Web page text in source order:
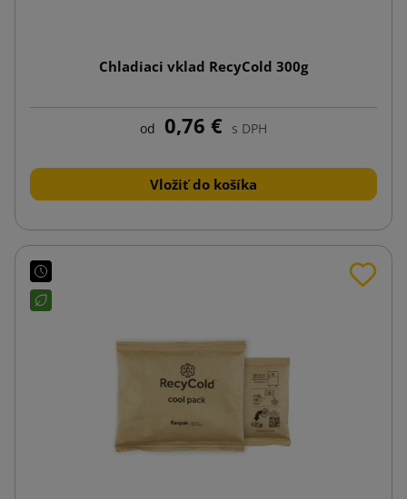
Chladiaci vklad RecyCold 300g
od 0,76 € s DPH
Vložiť do košíka